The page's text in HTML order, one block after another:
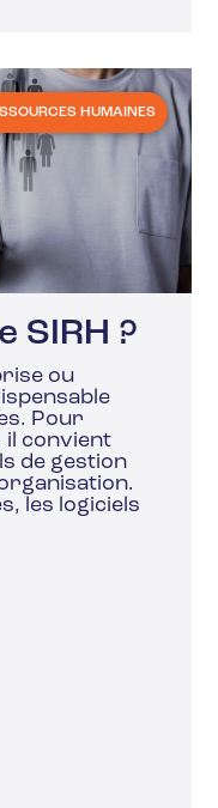
HUMAINES
SIRH ?
ou
Pour
convient
de gestion
les logiciels